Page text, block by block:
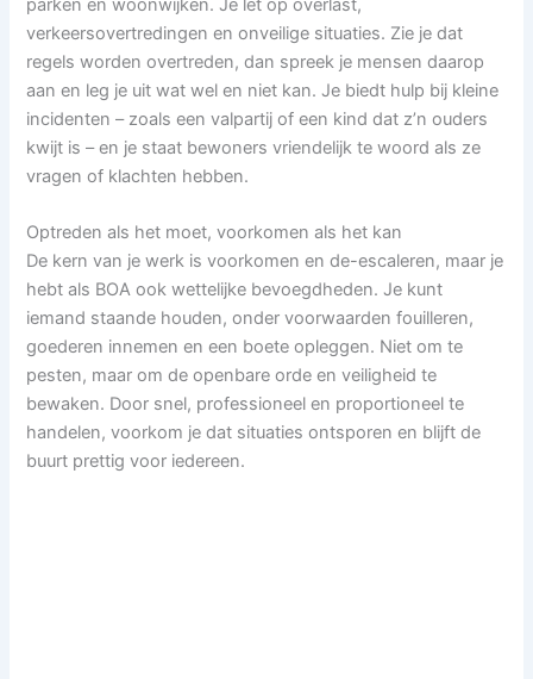
parken en woonwijken. Je let op overlast,
verkeersovertredingen en onveilige situaties. Zie je dat
regels worden overtreden, dan spreek je mensen daarop
aan en leg je uit wat wel en niet kan. Je biedt hulp bij kleine
incidenten – zoals een valpartij of een kind dat z’n ouders
kwijt is – en je staat bewoners vriendelijk te woord als ze
vragen of klachten hebben.
Optreden als het moet, voorkomen als het kan
De kern van je werk is voorkomen en de-escaleren, maar je
hebt als BOA ook wettelijke bevoegdheden. Je kunt
iemand staande houden, onder voorwaarden fouilleren,
goederen innemen en een boete opleggen. Niet om te
pesten, maar om de openbare orde en veiligheid te
bewaken. Door snel, professioneel en proportioneel te
handelen, voorkom je dat situaties ontsporen en blijft de
buurt prettig voor iedereen.